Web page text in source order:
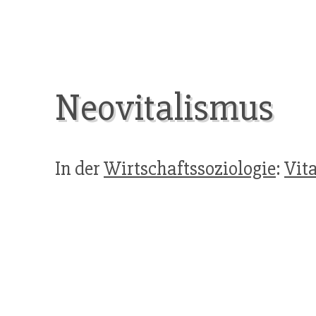
Neovitalismus
In derWirtschaftssoziologie: